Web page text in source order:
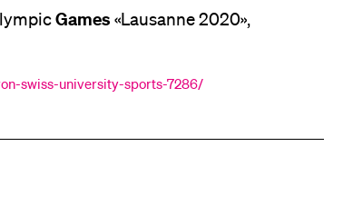
Games «Lausanne 2020»,
swiss-university-sports-7286/